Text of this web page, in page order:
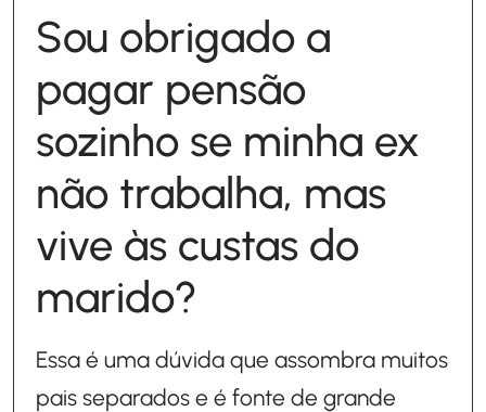
Sou obrigado a
pagar pensão
sozinho se minha ex
não trabalha, mas
vive às custas do
marido?
Essa é uma dúvida que assombra muitos
pais separados e é fonte de grande